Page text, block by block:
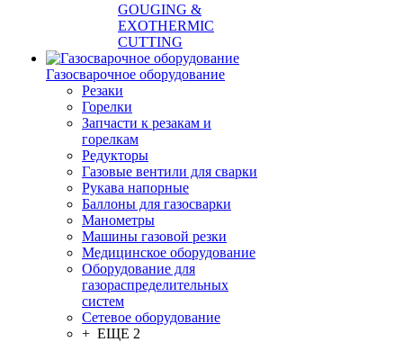
GOUGING &
EXOTHERMIC
CUTTING
Газосварочное оборудование
Резаки
Горелки
Запчасти к резакам и
горелкам
Редукторы
Газовые вентили для сварки
Рукава напорные
Баллоны для газосварки
Манометры
Машины газовой резки
Медицинское оборудование
Оборудование для
газораспределительных
систем
Сетевое оборудование
+ ЕЩЕ 2